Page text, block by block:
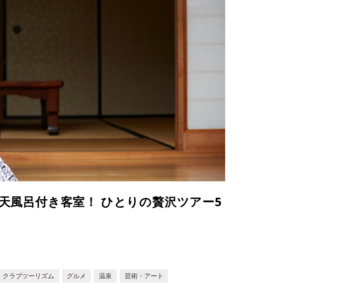
風呂付き客室！ ひとりの贅沢ツアー5
クラブツーリズム グルメ 温泉
芸術・アート